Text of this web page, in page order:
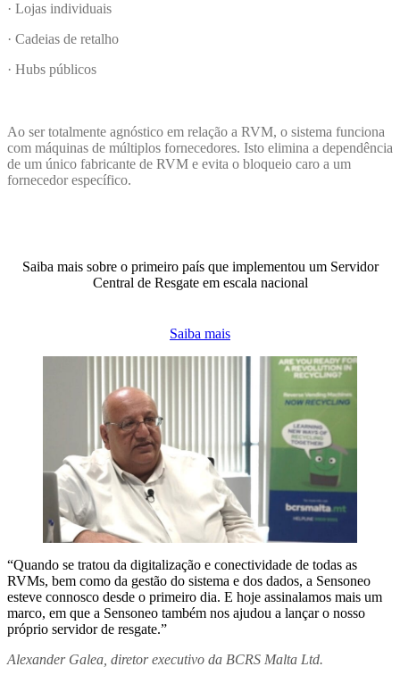
· Lojas individuais
· Cadeias de retalho
· Hubs públicos
Ao ser totalmente agnóstico em relação a RVM, o sistema funciona
com máquinas de múltiplos fornecedores. Isto elimina a dependência
de um único fabricante de RVM e evita o bloqueio caro a um
fornecedor específico.
Saiba mais sobre o primeiro país que implementou um Servidor
Central de Resgate em escala nacional
Saiba mais
“Quando se tratou da digitalização e conectividade de todas as
RVMs, bem como da gestão do sistema e dos dados, a Sensoneo
esteve connosco desde o primeiro dia. E hoje assinalamos mais um
marco, em que a Sensoneo também nos ajudou a lançar o nosso
próprio servidor de resgate.”
Alexander Galea, diretor executivo da BCRS Malta Ltd.